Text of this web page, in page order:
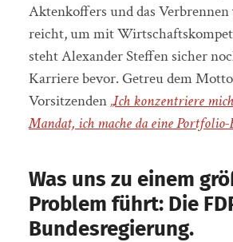
Aktenkoffers und das
reicht, um mit
steht Alexander Steffen sicher
Karriere bevor. Getreu dem
Vorsitzenden „Ich konzentriere
Mandat, ich mache da eine
Was uns zu einem
Problem führt: Die
Bundesregierung.